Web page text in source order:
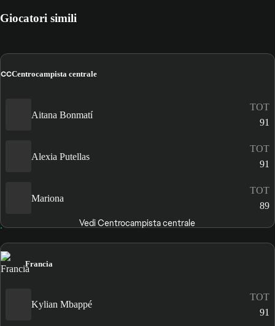
Giocatori simili
CCCentrocampista centrale
Aitana Bonmatí
TOT
91
Alexia Putellas
TOT
91
Mariona
TOT
89
Vedi Centrocampista centrale
Francia
Kylian Mbappé
TOT
91